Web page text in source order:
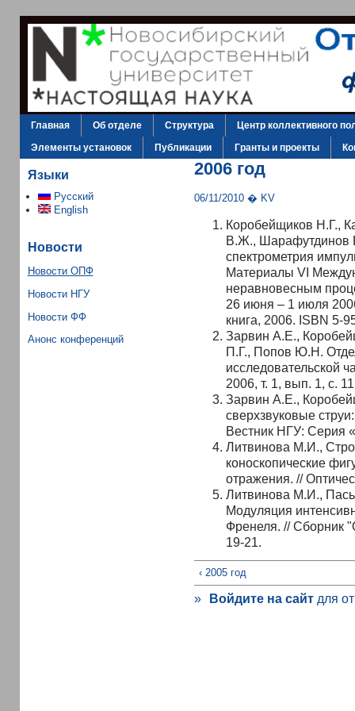
Главная Об отделе Структура
Центр коллективного
Элементы установок
Публикации Гранты и проекты
Языки
Русский
English
Новости
Новости ОПФ
Новости НГУ
Новости ФФ
Анонс конференций
2006 год
06/11/2010 � KV
Коробейщиков Н.Г.,
В.Ж., Шарафутдинов
спектрометрия
Материалы VI
неравновесным
26 июня – 1 июля
книга, 2006. ISBN 5-
Зарвин А.Е.,
П.Г., Попов Ю.Н.
исследовательской
2006, т. 1, вып. 1, с.
Зарвин А.Е.,
сверхзвуковые
Вестник НГУ: Серия
Литвинова М.И.,
коноскопические
отражения. //
Литвинова М.И.,
Модуляция
Френеля. // Сборник
19-21.
‹ 2005 год
» Войдите на сайт для